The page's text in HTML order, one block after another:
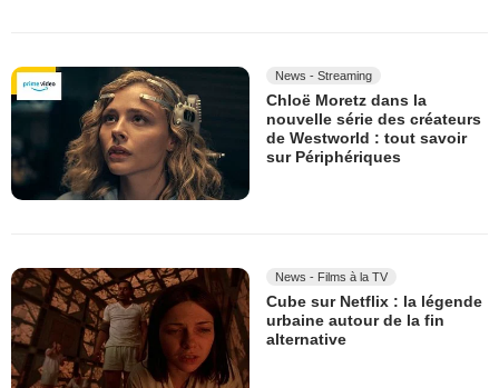
News - Streaming
Chloë Moretz dans la
nouvelle série des créateurs
de Westworld : tout savoir
sur Périphériques
News - Films à la TV
Cube sur Netflix : la légende
urbaine autour de la fin
alternative